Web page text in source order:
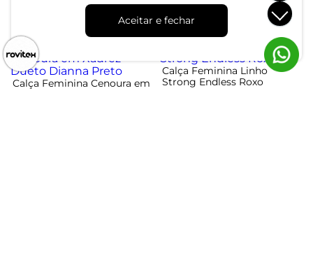
Aceitar e fechar
ou 5x de R$ 30,99 sem juros R$ 59,99
ou 2x de R$ 29,99 sem juros
-50%
Calça Feminina Cenoura em
Calça Feminina Linho
Strong Endless Roxo